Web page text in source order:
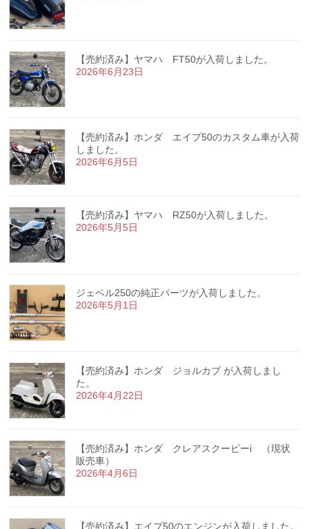
【売約済み】ヤマハ FT50が入荷しました。
2026年6月23日
【売約済み】ホンダ エイプ50のカスタム車が入荷
しました。
2026年6月5日
【売約済み】ヤマハ RZ50が入荷しました。
2026年5月5日
ジェベル250の純正パーツが入荷しました。
2026年5月1日
【売約済み】ホンダ ジョルカブ が入荷しまし
た。
2026年4月22日
【売約済み】ホンダ クレアスクーピーi （現状
販売車）
2026年4月6日
【売約済み】エイプ50のエンジンが入荷しました。